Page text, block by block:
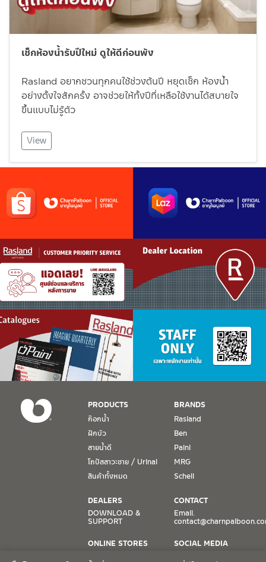
เช็กห้องน้ำรับปีใหม่ ดูให้ดีก่อนพัง
Rasland อยากชวนทุกคนใช้ช่วงต้นปี หยุดเช็ก ห้องน้ำ
อย่างตั้งใจสักครั้ง อาจช่วยให้ทั้งปีที่เหลือใช้งานได้สบายใจ
ขึ้นแบบไม่รู้ตัว
View
PRODUCTS
ก๊อกน้ำ
ฝักบัว
สายน้ำดี
โถปัสสาวะชาย / Urinal
สินค้าทั้งหมด
BRANDS
Rasland
Ben
Paini
MRG
Schell
DEALERS
DOWNLOAD &
SUPPORT
ONLINE STORES
Lazada
CONTACT
Email.
SOCIAL MEDIA
TikTok